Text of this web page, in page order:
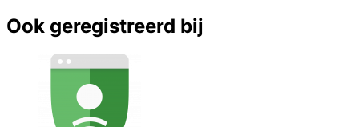
Ook geregistreerd bij